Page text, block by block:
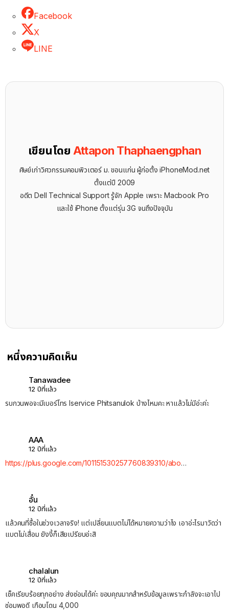
Facebook
X
LINE
เขียนโดย Attapon Thaphaengphan
ศิษย์เก่าวิศวกรรมคอมพิวเตอร์ ม. ขอนแก่น ผู้ก่อตั้ง iPhoneMod.net
ตั้งแต่ปี 2009
อดีต Dell Technical Support รู้จัก ​Apple เพราะ Macbook Pro
และใช้ iPhone ตั้งแต่รุ่น 3G จนถึงปัจจุบัน
หนึ่งความคิดเห็น
Tanawadee
12 ปีที่แล้ว
รบกวนพอจะมีเบอร์โทร Iservice Phitsanulok บ้างไหมคะ หาแล้วไม่มีอ่ะค่ะ
AAA
12 ปีที่แล้ว
https://plus.google.com/101151530257760839310/abo…
อั๋น
12 ปีที่แล้ว
แล้วคนที่ซื้อในช่วงเวลาจริง! แต่เปลี่ยนแบตไม่ได้หมายความว่าไง เอาอ่ะไรมาวัดว่า
แบตไม่เสื่อม ยังงี้ก็เสียเปรียบอ่ะสิ
chalalun
12 ปีที่แล้ว
เช็คเรียบร้อยทุกอย่าง ส่งซ่อมได้ค่ะ ขอบคุณมากสำหรับข้อมูลเพราะกำลังจะเอาไป
ซ่อมพอดี เกือบโดน 4,000